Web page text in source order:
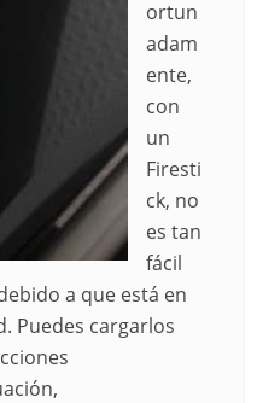
ortun
adam
ente,
con
un
Firesti
ck, no
es tan
fácil
a que está en
Puedes cargarlos